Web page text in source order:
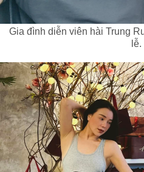
Gia đình diễn viên hài Trung
lễ.